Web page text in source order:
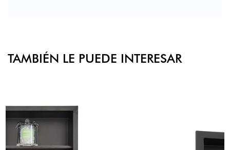
TAMBIÉN LE PUEDE INTERESAR